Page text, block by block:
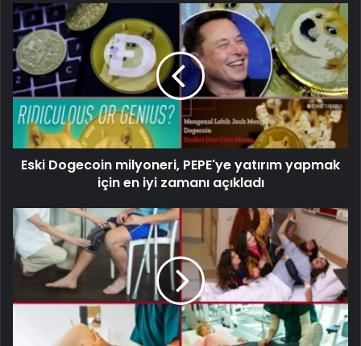
Eski Dogecoin milyoneri, PEPE'ye yatırım yapmak
için en iyi zamanı açıkladı